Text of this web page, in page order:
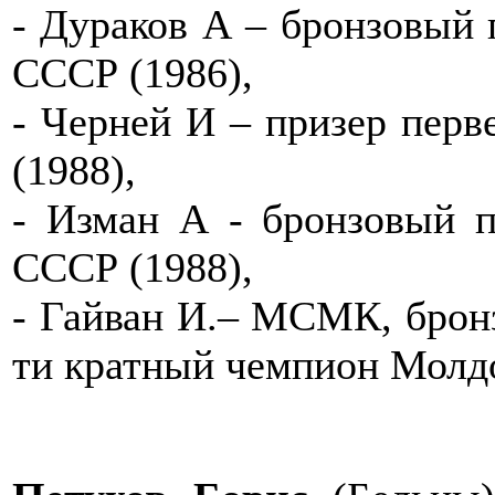
- Дураков А – бронзовый
СССР (1986),
- Черней И – призер
(1988),
- Изман А - бронзовый
СССР (1988),
- Гайван И.– МСМК,
ти кратный чемпион